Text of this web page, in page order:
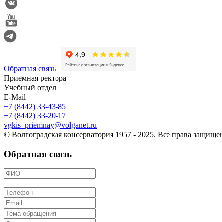
Обратная связь
Приемная ректора
Учебный отдел
E-Mail
+7 (8442) 33-43-85
+7 (8442) 33-20-17
vgkis_priemnay@volganet.ru
© Волгоградская консерватория 1957 - 2025. Все права
Обратная связь